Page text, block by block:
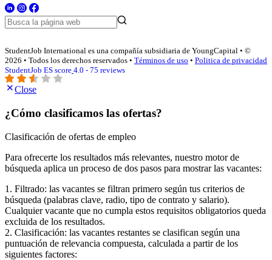
StudentJob International es una compañía subsidiaria de YoungCapital • ©
2026 • Todos los derechos reservados • Términos de uso • Politica de privacidad
StudentJob ES score 4.0 - 75 reviews
Close
¿Cómo clasificamos las ofertas?
Clasificación de ofertas de empleo
Para ofrecerte los resultados más relevantes, nuestro motor de
búsqueda aplica un proceso de dos pasos para mostrar las vacantes:
1. Filtrado: las vacantes se filtran primero según tus criterios de
búsqueda (palabras clave, radio, tipo de contrato y salario).
Cualquier vacante que no cumpla estos requisitos obligatorios queda
excluida de los resultados.
2. Clasificación: las vacantes restantes se clasifican según una
puntuación de relevancia compuesta, calculada a partir de los
siguientes factores: